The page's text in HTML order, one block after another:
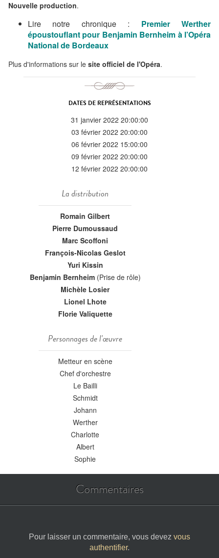
Nouvelle production.
Lire notre chronique : Premier Werther
époustouflant pour Benjamin Bernheim à l’Opéra
National de Bordeaux
Plus d'informations sur le site officiel de l'Opéra.
DATES DE REPRÉSENTATIONS
31 janvier 2022 20:00:00
03 février 2022 20:00:00
06 février 2022 15:00:00
09 février 2022 20:00:00
12 février 2022 20:00:00
La distribution
Romain Gilbert
Pierre Dumoussaud
Marc Scoffoni
François-Nicolas Geslot
Yuri Kissin
Benjamin Bernheim(Prise de rôle)
Michèle Losier
Lionel Lhote
Florie Valiquette
Personnages de l'œuvre
Metteur en scène
Chef d'orchestre
Le Bailli
Schmidt
Johann
Werther
Charlotte
Albert
Sophie
Commentaires
Pour laisser un commentaire, vous devez vous
authentifier.